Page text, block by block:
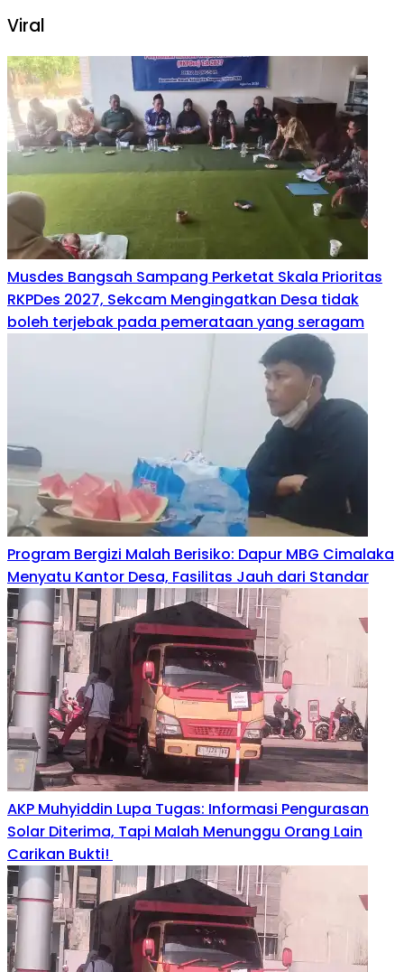
Viral
Musdes Bangsah Sampang Perketat Skala Prioritas
RKPDes 2027, Sekcam Mengingatkan Desa tidak
boleh terjebak pada pemerataan yang seragam
Program Bergizi Malah Berisiko: Dapur MBG Cimalaka
Menyatu Kantor Desa, Fasilitas Jauh dari Standar
AKP Muhyiddin Lupa Tugas: Informasi Pengurasan
Solar Diterima, Tapi Malah Menunggu Orang Lain
Carikan Bukti!